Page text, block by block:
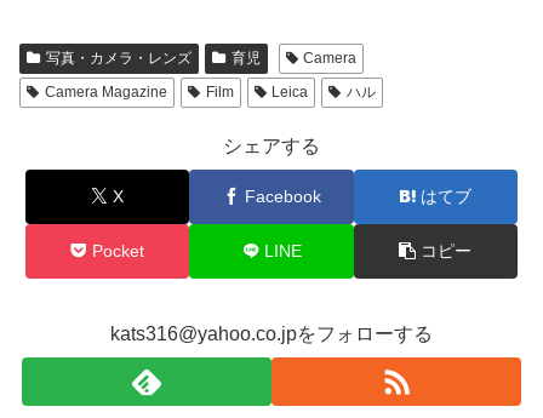
写真・カメラ・レンズ 育児
Camera
Camera Magazine
Film Leica ハル
シェアする
X Facebook はてブ
Pocket LINE コピー
kats316@yahoo.co.jpをフォローする